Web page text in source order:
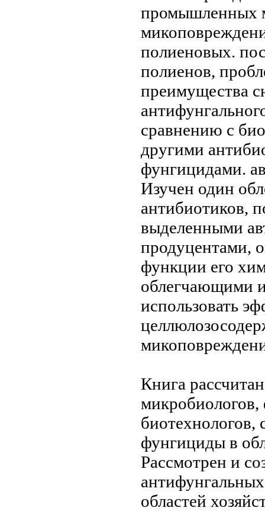
промышленных
полиеновых.
полиенов,
преимущества
сравнению с
другими
фунгицидами.
Изучен один
антибиотиков,
выделенными
продуцентами,
функции его
облегчающими
использовать
Книга
микробиологов,
фунгициды в
Рассмотрен и
областей